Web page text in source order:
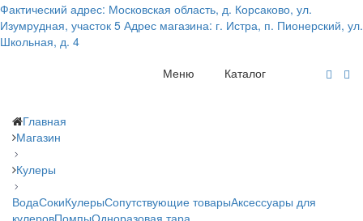
Фактический адрес: Московская область, д. Корсаково, ул.
Изумрудная, участок 5 Адрес магазина: г. Истра, п. Пионерский, ул.
Школьная, д. 4
Каталог
Меню
Главная
Магазин
Кулеры
ВодаСокиКулерыСопутствующие товарыАксессуары для